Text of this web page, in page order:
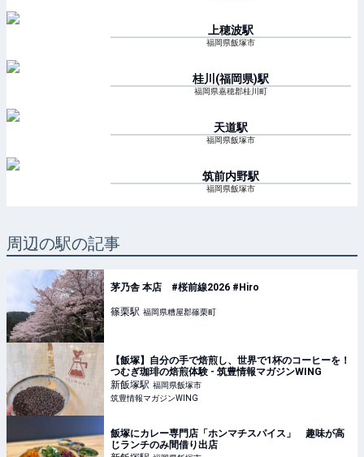
上穂波駅
福岡県飯塚市
桂川(福岡県)駅
福岡県嘉穂郡桂川町
天道駅
福岡県飯塚市
筑前内野駅
福岡県飯塚市
周辺の駅の記事
茅乃舎 本店 #桜前線2026 #Hiro
篠栗駅 福岡県糟屋郡篠栗町
【飯塚】自分の手で焙煎し、世界で1杯のコーヒーを！
つむぎ珈琲の焙煎体験 - 筑豊情報マガジンWING
新飯塚駅 福岡県飯塚市
筑豊情報マガジンWING
飯塚にカレー専門店「ホンマチスパイス」 趣味が高
じランチのみ間借り出店